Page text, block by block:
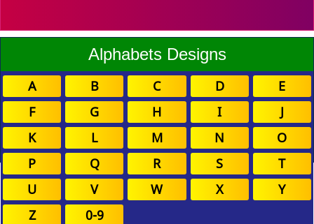
Alphabets Designs
A B C D
E
F
G H I
J
K
L M N
O
P
Q R S
T
U
V W X
Y
Z
0-9